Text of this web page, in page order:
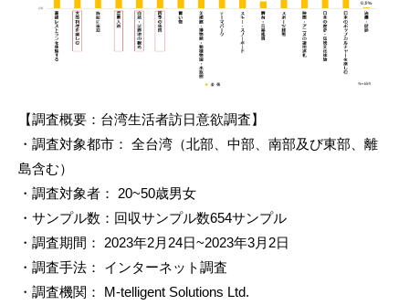
【調査概要：台湾生活者訪日意欲調査】
・調査対象都市： 全台湾（北部、中部、南部及び東部、離
島含む）
・調査対象者： 20~50歳男女
・サンプル数：回収サンプル数654サンプル
・調査期間： 2023年2月24日~2023年3月2日
・調査手法： インターネット調査
・調査機関： M-telligent Solutions Ltd.